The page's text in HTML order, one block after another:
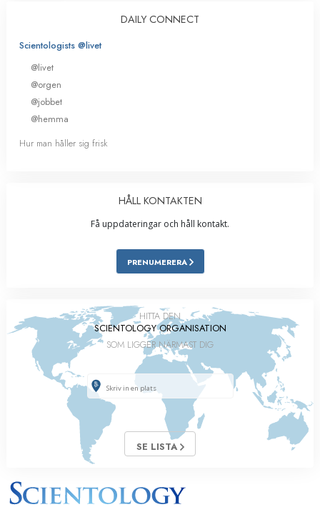
DAILY CONNECT
Scientologists @livet
@livet
@orgen
@jobbet
@hemma
Hur man håller sig frisk
HÅLL KONTAKTEN
Få uppdateringar och håll kontakt.
PRENUMERERA
HITTA DEN
SCIENTOLOGY ORGANISATION
SOM LIGGER NÄRMAST DIG
SE LISTA